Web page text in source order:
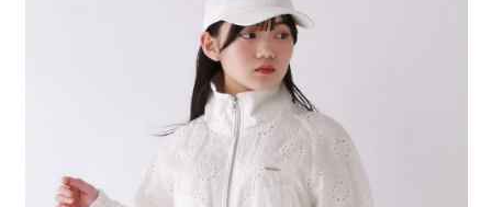
2.透過簡訊連結打開帳單後，可選擇「超商條碼／台灣大直營門市／銀行轉
帳／街口支付／iPASS MONEY」等通路繳費。
1.本服務係由「台灣大哥大股份有限公司」（以下簡稱本公司）所提供，讓
用戶於交易時，得透過本服務購買商品或服務，並由商店將買賣／分期付款
買賣價金債權讓與本公司後，依約使用本公司帳單繳交帳款。
2.基於同意付款使用「大哥付你分期」之契約關係目的，商店將以您的個人
資料（包含姓名、電話或地址）提供予台灣大哥大進項蒐集、處理及利用，
由本公司與您本人進行分期帳單所需資料之確認、核對及更正。
１．於結帳方式選擇「AFTEE先享後付」後，將跳轉至「AFTEE先享後付」
結帳頁面，進行簡訊認證並確認金額後，即可完成結帳。
２．訂單成立數日內，您將收到繳費通知簡訊。
３．收到繳費通知簡訊後14天內，點擊此簡訊中的連結，可透過四大超商／
ATM／網路銀行／等多元方式進行付款，方視為交易完成。
※ 請注意：結帳手續完成當下不需立刻繳費，但若您需要取消訂單，請聯絡
購買商品的店家。未經商家同意取消之訂單仍視為有效，需透過AFTEE先享
※ 交易是否成功請以「AFTEE先享後付 」之結帳頁面顯示為準，若有關於
是否繳費成功／繳費後需取消欲退款等相關疑問，請聯繫「AFTEE先享後付
每筆NT$80，滿NT$888(含以上)免運費
每筆NT$80，滿NT$1,500(含以上)免運費
每筆NT$80，滿NT$1,500(含以上)免運費